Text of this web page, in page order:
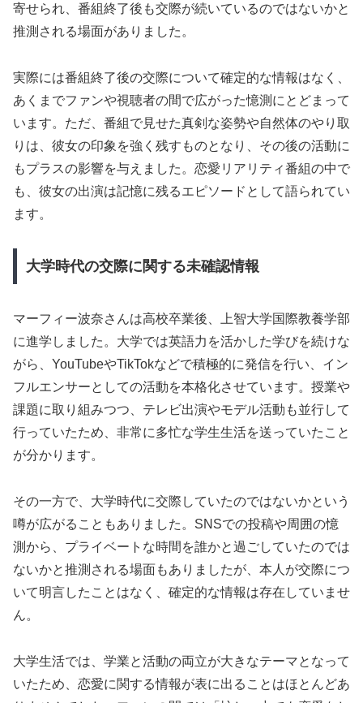
寄せられ、番組終了後も交際が続いているのではないかと
推測される場面がありました。
実際には番組終了後の交際について確定的な情報はなく、
あくまでファンや視聴者の間で広がった憶測にとどまって
います。ただ、番組で見せた真剣な姿勢や自然体のやり取
りは、彼女の印象を強く残すものとなり、その後の活動に
もプラスの影響を与えました。恋愛リアリティ番組の中で
も、彼女の出演は記憶に残るエピソードとして語られてい
ます。
大学時代の交際に関する未確認情報
マーフィー波奈さんは高校卒業後、上智大学国際教養学部
に進学しました。大学では英語力を活かした学びを続けな
がら、YouTubeやTikTokなどで積極的に発信を行い、イン
フルエンサーとしての活動を本格化させています。授業や
課題に取り組みつつ、テレビ出演やモデル活動も並行して
行っていたため、非常に多忙な学生生活を送っていたこと
が分かります。
その一方で、大学時代に交際していたのではないかという
噂が広がることもありました。SNSでの投稿や周囲の憶
測から、プライベートな時間を誰かと過ごしていたのでは
ないかと推測される場面もありましたが、本人が交際につ
いて明言したことはなく、確定的な情報は存在していませ
ん。
大学生活では、学業と活動の両立が大きなテーマとなって
いたため、恋愛に関する情報が表に出ることはほとんどあ